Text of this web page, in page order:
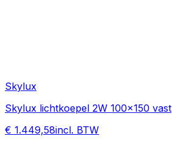
Skylux
Skylux lichtkoepel 2W 100x150 vast
€ 1.449,58incl. BTW